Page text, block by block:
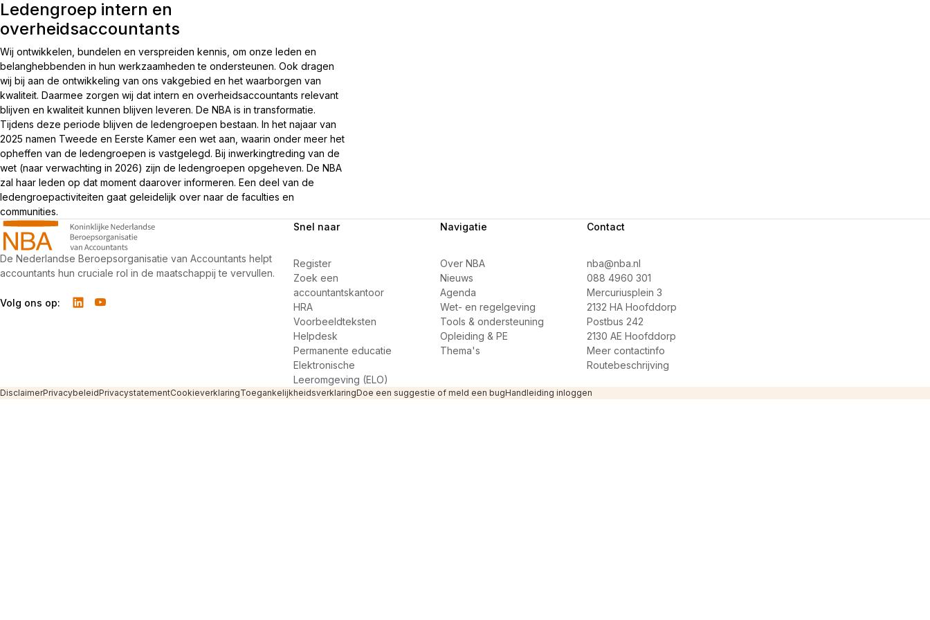
Ledengroep intern en
overheidsaccountants
Wij ontwikkelen, bundelen en verspreiden kennis, om onze leden en
belanghebbenden in hun werkzaamheden te ondersteunen. Ook dragen
wij bij aan de ontwikkeling van ons vakgebied en het waarborgen van
kwaliteit. Daarmee zorgen wij dat intern en overheidsaccountants relevant
blijven en kwaliteit kunnen blijven leveren. De NBA is in transformatie.
Tijdens deze periode blijven de ledengroepen bestaan. In het najaar van
2025 namen Tweede en Eerste Kamer een wet aan, waarin onder meer het
opheffen van de ledengroepen is vastgelegd. Bij inwerkingtreding van de
wet (naar verwachting in 2026) zijn de ledengroepen opgeheven. De NBA
zal haar leden op dat moment daarover informeren. Een deel van de
ledengroep­activiteiten gaat geleidelijk over naar de faculties en
communities.
De Nederlandse Beroepsorganisatie van Accountants helpt
accountants hun cruciale rol in de maatschappij te vervullen.
Volg ons op:
Snel naar
Register
Zoek een
accountantskantoor
HRA
Voorbeeldteksten
Helpdesk
Permanente educatie
Elektronische
Leeromgeving (ELO)
Navigatie
Over NBA
Nieuws
Agenda
Wet- en regelgeving
Tools & ondersteuning
Opleiding & PE
Thema's
Contact
nba@nba.nl
088 4960 301
Mercuriusplein 3
2132 HA Hoofddorp
Postbus 242
2130 AE Hoofddorp
Meer contactinfo
Routebeschrijving
DisclaimerPrivacybeleidPrivacystatementCookieverklaringToegankelijkheidsverklaringDoe een suggestie of meld een bugHandleiding inloggen